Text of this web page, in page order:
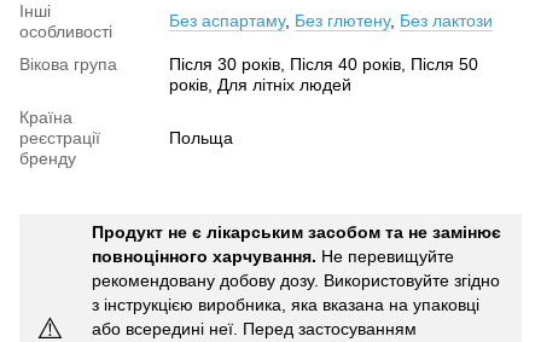
Інші
особливості
Без аспартаму, Без глютену, Без лактози
Вікова група
Після 30 років, Після 40 років, Після 50
років, Для літніх людей
Країна
реєстрації
бренду
Польща
⚠️
Продукт не є лікарським засобом та не замінює
повноцінного харчування. Не перевищуйте
рекомендовану добову дозу. Використовуйте згідно
з інструкцією виробника, яка вказана на упаковці
або всередині неї. Перед застосуванням